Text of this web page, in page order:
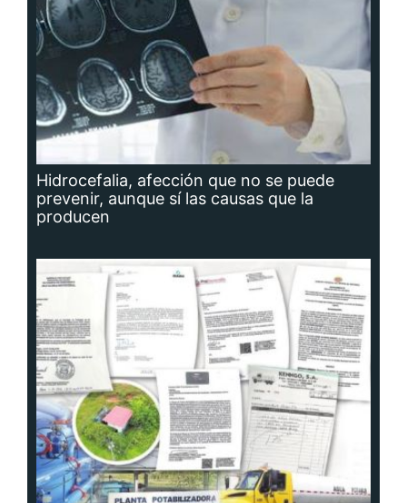
Hidrocefalia, afección que no se puede
prevenir, aunque sí las causas que la
producen